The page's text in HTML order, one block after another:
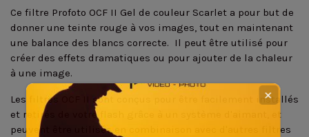
Ce filtre Profoto OCF II Gel de couleur Scarlet a pour but de
donner une teinte rouge à vos images, tout en maintenant
une balance des blancs correcte. Il peut être utilisé pour
créer des effets dramatiques ou pour ajouter de la chaleur
à une image.
Les filtres OCF II sont conçus pour être facilement installés
et retirés de votre flash grâce à un système d'aimant, et
peuvent être utilisés en combinaison avec d'autres filtres
✕